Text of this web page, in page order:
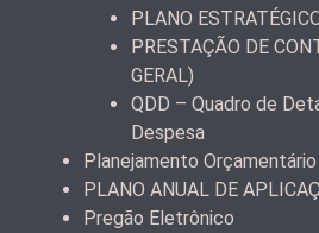
PLANO
PRESTAÇÃO DE
GERAL)
QDD – Quadro de
Despesa
Planejamento Orçamentário
PLANO ANUAL DE
Pregão Eletrônico